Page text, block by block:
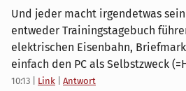
Und jeder macht irgendetwas
entweder Trainingstagebuch
elektrischen Eisenbahn,
einfach den PC als Selbstzweck
10:13 Link Antwort